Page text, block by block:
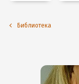
Библиотека